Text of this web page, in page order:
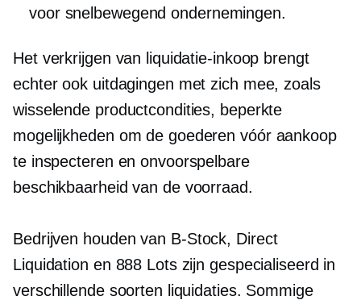
voor snelbewegend ondernemingen.
Het verkrijgen van liquidatie-inkoop brengt
echter ook uitdagingen met zich mee, zoals
wisselende productcondities, beperkte
mogelijkheden om de goederen vóór aankoop
te inspecteren en onvoorspelbare
beschikbaarheid van de voorraad.
Bedrijven houden van B-Stock, Direct
Liquidation en 888 Lots zijn gespecialiseerd in
verschillende soorten liquidaties. Sommige